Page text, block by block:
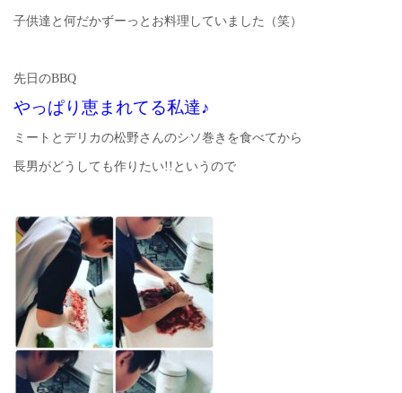
子供達と何だかずーっとお料理していました（笑）
先日のBBQ
やっぱり恵まれてる私達♪
ミートとデリカの松野さんのシソ巻きを食べてから
長男がどうしても作りたい!!というので